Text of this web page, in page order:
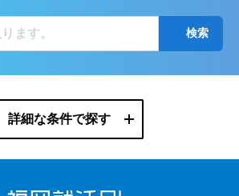
詳細な条件で探す